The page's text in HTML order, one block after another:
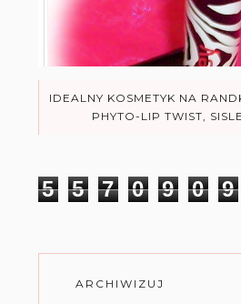
IDEALNY KOSMETYK NA
PHYTO-LIP TWIST,
5 5 7 0 9 0 9
ARCHIWIZUJ